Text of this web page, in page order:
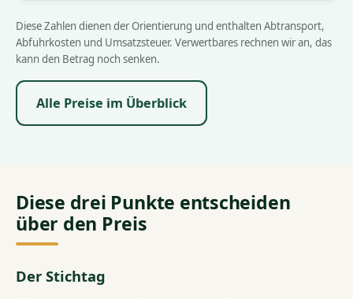
Diese Zahlen dienen der Orientierung und enthalten Abtransport,
Abfuhrkosten und Umsatzsteuer. Verwertbares rechnen wir an, das
kann den Betrag noch senken.
Alle Preise im Überblick
Diese drei Punkte entscheiden
über den Preis
Der Stichtag